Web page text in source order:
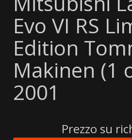
Evo VI RS
Edition
Makinen (1
2001
Prezzo su